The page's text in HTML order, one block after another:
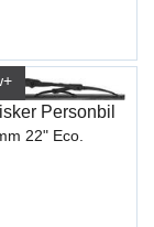
Personbil
22" Eco.